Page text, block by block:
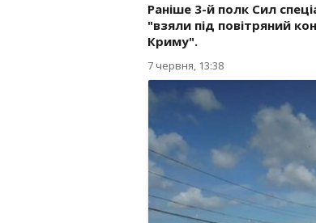
Раніше 3-й полк Сил
"взяли під повітряний
Криму".
7 червня, 13:38